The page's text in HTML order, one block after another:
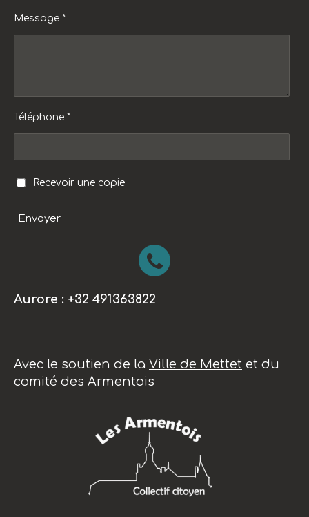
Message *
Téléphone *
Recevoir une copie
Envoyer
Aurore : +32 491363822
Avec le soutien de la Ville de Mettet et du
comité des Armentois